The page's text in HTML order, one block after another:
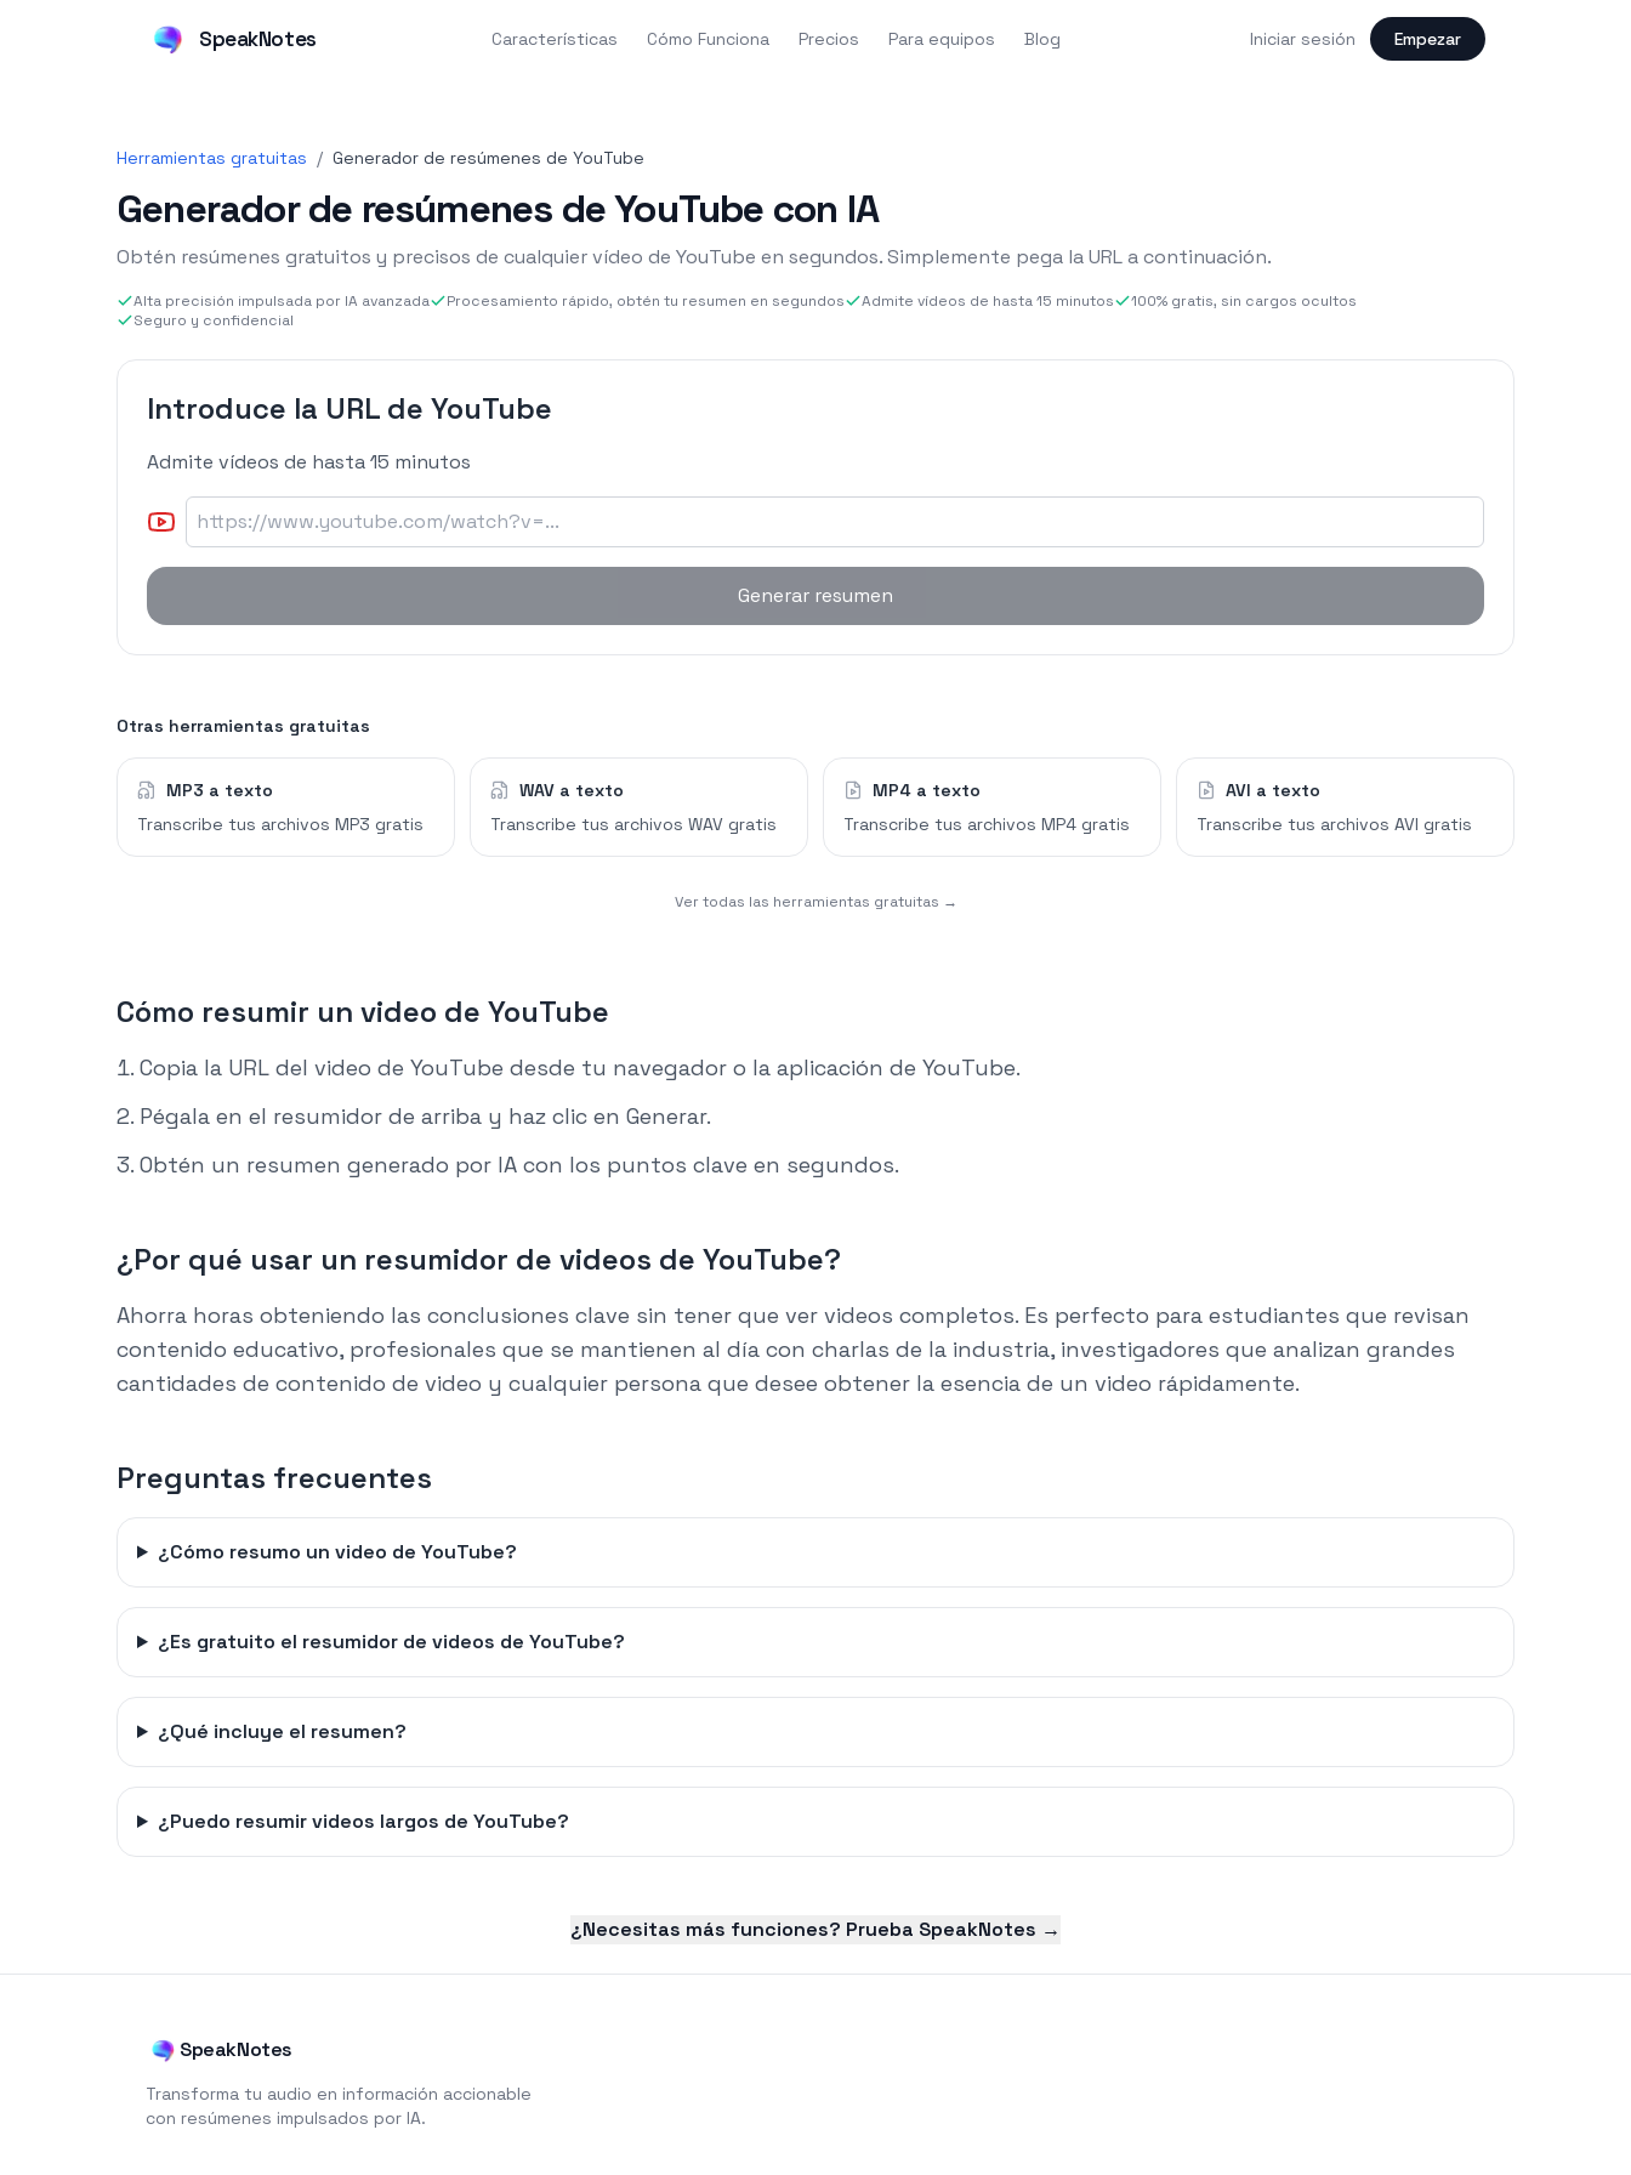
SpeakNotes Características Cómo Funciona Precios Para equipos Blog Iniciar sesión Empezar
Herramientas gratuitas / Generador de resúmenes de YouTube
Generador de resúmenes de YouTube con IA
Obtén resúmenes gratuitos y precisos de cualquier vídeo de YouTube en segundos. Simplemente pega la URL a continuación.
Alta precisión impulsada por IA avanzada Procesamiento rápido, obtén tu resumen en segundos Admite vídeos de hasta 15 minutos
100% gratis, sin cargos ocultos
Seguro y confidencial
Introduce la URL de YouTube
Admite vídeos de hasta 15 minutos
Generar resumen
Otras herramientas gratuitas
MP3 a texto
Transcribe tus archivos MP3 gratis
WAV a texto
Transcribe tus archivos WAV gratis
MP4 a texto
Transcribe tus archivos MP4 gratis
AVI a texto
Transcribe tus archivos AVI gratis
Ver todas las herramientas gratuitas →
Cómo resumir un video de YouTube
Copia la URL del video de YouTube desde tu navegador o la aplicación de YouTube.
Pégala en el resumidor de arriba y haz clic en Generar.
Obtén un resumen generado por IA con los puntos clave en segundos.
¿Por qué usar un resumidor de videos de YouTube?
Ahorra horas obteniendo las conclusiones clave sin tener que ver videos completos. Es perfecto para estudiantes que revisan
contenido educativo, profesionales que se mantienen al día con charlas de la industria, investigadores que analizan grandes
cantidades de contenido de video y cualquier persona que desee obtener la esencia de un video rápidamente.
Preguntas frecuentes
¿Cómo resumo un video de YouTube?
¿Es gratuito el resumidor de videos de YouTube?
¿Qué incluye el resumen?
¿Puedo resumir videos largos de YouTube?
¿Necesitas más funciones? Prueba SpeakNotes →
SpeakNotes
Transforma tu audio en información accionable
con resúmenes impulsados por IA.